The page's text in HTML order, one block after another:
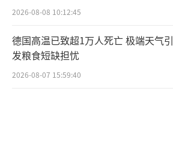
2026-08-08 10:12:45
德国高温已致超1万人死亡 极端天气引
发粮食短缺担忧
2026-08-07 15:59:40